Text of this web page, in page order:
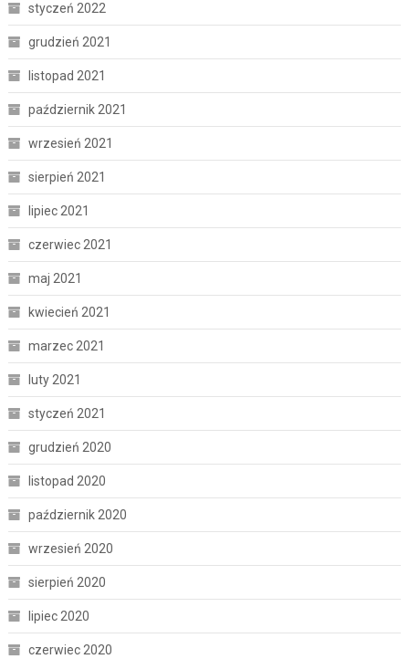
styczeń 2022
grudzień 2021
listopad 2021
październik 2021
wrzesień 2021
sierpień 2021
lipiec 2021
czerwiec 2021
maj 2021
kwiecień 2021
marzec 2021
luty 2021
styczeń 2021
grudzień 2020
listopad 2020
październik 2020
wrzesień 2020
sierpień 2020
lipiec 2020
czerwiec 2020